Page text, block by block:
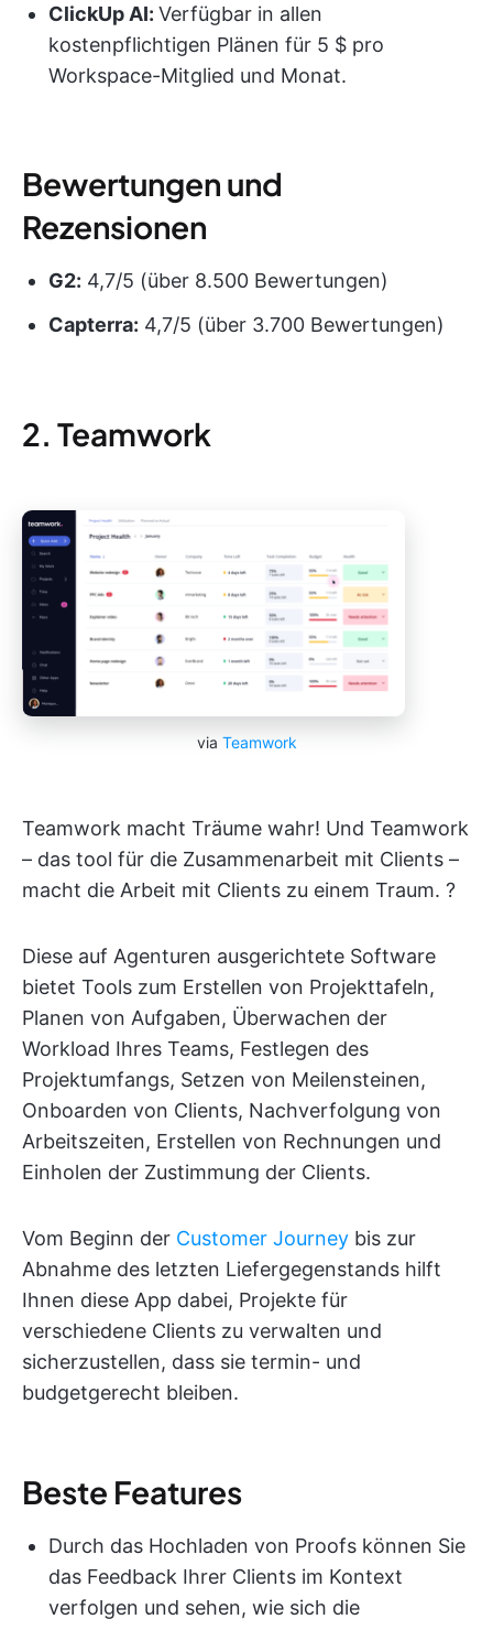
ClickUp AI: Verfügbar in allen
kostenpflichtigen Plänen für 5 $ pro
Workspace-Mitglied und Monat.
Bewertungen und
Rezensionen
G2: 4,7/5 (über 8.500 Bewertungen)
Capterra: 4,7/5 (über 3.700 Bewertungen)
2. Teamwork
via Teamwork
Teamwork macht Träume wahr! Und Teamwork
– das tool für die Zusammenarbeit mit Clients –
macht die Arbeit mit Clients zu einem Traum. ?
Diese auf Agenturen ausgerichtete Software
bietet Tools zum Erstellen von Projekttafeln,
Planen von Aufgaben, Überwachen der
Workload Ihres Teams, Festlegen des
Projektumfangs, Setzen von Meilensteinen,
Onboarden von Clients, Nachverfolgung von
Arbeitszeiten, Erstellen von Rechnungen und
Einholen der Zustimmung der Clients.
Vom Beginn der Customer Journey bis zur
Abnahme des letzten Liefergegenstands hilft
Ihnen diese App dabei, Projekte für
verschiedene Clients zu verwalten und
sicherzustellen, dass sie termin- und
budgetgerecht bleiben.
Beste Features
Durch das Hochladen von Proofs können Sie
das Feedback Ihrer Clients im Kontext
verfolgen und sehen, wie sich die